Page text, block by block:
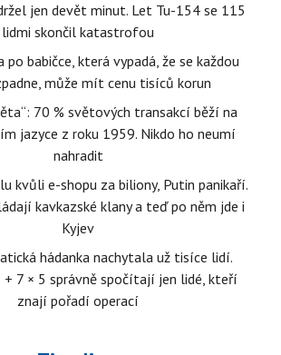
jen devět minut. Let Tu-154 se 115
lidmi skončil katastrofou
po babičce, která vypadá, že se každou
může mít cenu tisíců korun
70 % světových transakcí běží na
jazyce z roku 1959. Nikdo ho neumí
nahradit
kvůli e-shopu za biliony, Putin panikaří.
kavkazské klany a teď po něm jde i
Kyjev
hádanka nachytala už tisíce lidí.
7 × 5 správně spočítají jen lidé, kteří
znají pořadí operací